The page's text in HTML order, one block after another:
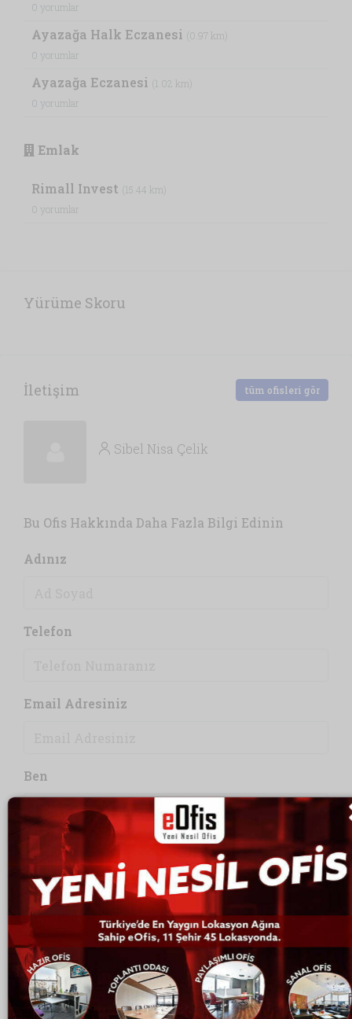
0 yorumlar
Ayazağa Halk Eczanesi (0.97 km)
0 yorumlar
Ayazağa Eczanesi (1.02 km)
0 yorumlar
Emlak
Rimall Invest (15.44 km)
0 yorumlar
Yürüme Skoru
İletişim tüm ofisleri gör
Sibel Nisa Çelik
Bu Ofis Hakkında Daha Fazla Bilgi Edinin
Adınız
Telefon
Email Adresiniz
Ben
Lütfen Seçiniz
Mesajınız
Bilgilendirme ve Aydınlatma metinlerini okudum,
kabul ediyorum.Aydınlatma Metni